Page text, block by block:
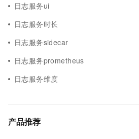
日志服务ui
日志服务时长
日志服务sidecar
日志服务prometheus
日志服务维度
产品推荐